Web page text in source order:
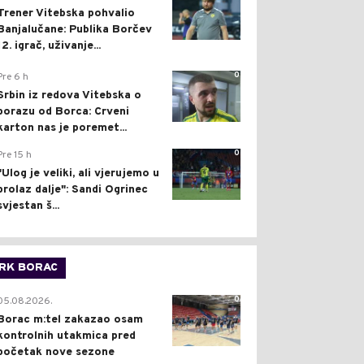
Vitebska pohvalio
Publika Borčev
igrač, uživanje...
0
6 h
iz redova Vitebska o
od Borca: Crveni
nas je poremet...
0
15 h
je veliki, ali vjerujemo u
dalje": Sandi Ogrinec
š...
RK BORAC
0
m:tel zakazao osam
utakmica pred
nove sezone